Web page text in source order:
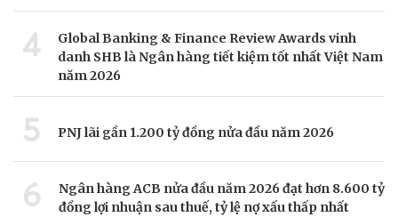
4
Global Banking & Finance Review Awards vinh
danh SHB là Ngân hàng tiết kiệm tốt nhất Việt Nam
năm 2026
5 PNJ lãi gần 1.200 tỷ đồng nửa đầu năm 2026
6
Ngân hàng ACB nửa đầu năm 2026 đạt hơn 8.600 tỷ
đồng lợi nhuận sau thuế, tỷ lệ nợ xấu thấp nhất